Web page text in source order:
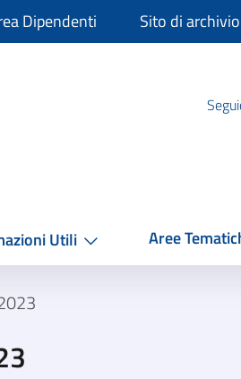
Dipendenti Sito di archivio
Utili Aree